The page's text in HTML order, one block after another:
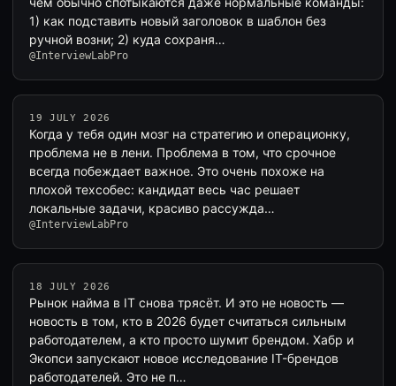
1) как подставить новый заголовок в шаблон без
ручной возни; 2) куда сохраня…
@InterviewLabPro
19 JULY 2026
Когда у тебя один мозг на стратегию и операционку,
проблема не в лени. Проблема в том, что срочное
всегда побеждает важное. Это очень похоже на
плохой техсобес: кандидат весь час решает
локальные задачи, красиво рассужда…
@InterviewLabPro
18 JULY 2026
Рынок найма в IT снова трясёт. И это не новость —
новость в том, кто в 2026 будет считаться сильным
работодателем, а кто просто шумит брендом. Хабр и
Экопси запускают новое исследование IT-брендов
работодателей. Это не п…